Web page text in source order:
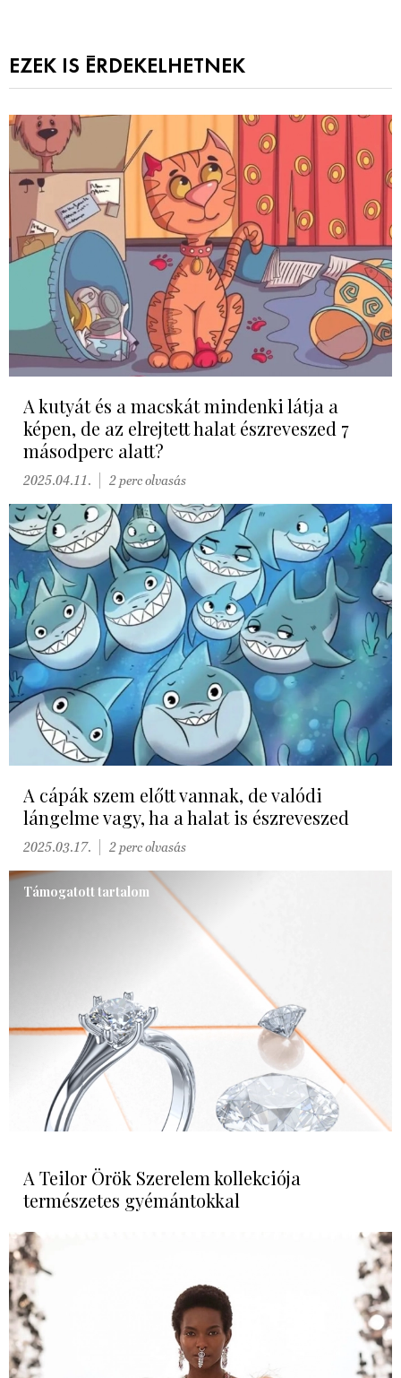
EZEK IS ÉRDEKELHETNEK
A kutyát és a macskát mindenki látja a
képen, de az elrejtett halat észreveszed 7
másodperc alatt?
2025.04.11. 2 perc olvasás
A cápák szem előtt vannak, de valódi
lángelme vagy, ha a halat is észreveszed
2025.03.17. 2 perc olvasás
Támogatott tartalom
A Teilor Örök Szerelem kollekciója
természetes gyémántokkal